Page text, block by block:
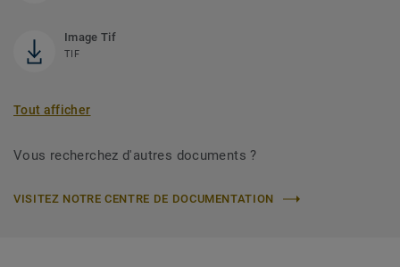
Image Tif
TIF
Tout afficher
Vous recherchez d'autres documents ?
VISITEZ NOTRE CENTRE DE DOCUMENTATION